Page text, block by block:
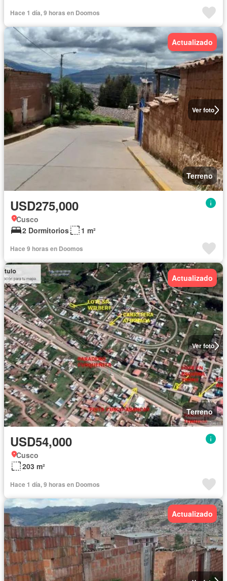
Hace 1 día, 9 horas en Doomos
Ver foto
Actualizado
Terreno
USD275,000
Cusco
2 Dormitorios
1 m²
Hace 9 horas en Doomos
Ver foto
Actualizado
Terreno
USD54,000
Cusco
203 m²
Hace 1 día, 9 horas en Doomos
Actualizado